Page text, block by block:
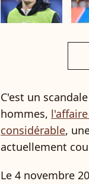
C'est un
hommes,
considérable,
actuellement
Le 4 novembre